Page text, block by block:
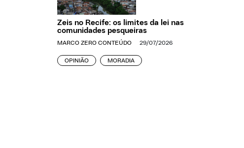
Zeis no Recife: os limites da lei nas
comunidades pesqueiras
MARCO ZERO CONTEÚDO 29/07/2026
OPINIÃO MORADIA